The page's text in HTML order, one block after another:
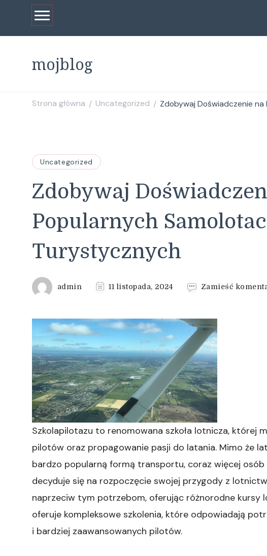
mojblog
Strona główna / Uncategorized / Zdobywaj Doświadczenie
Uncategorized
Zdobywaj
Popularnych
Turystycznych
admin 11 listopada, 2024 Zamieść
Szkolapilotazu to renomowana szkoła lotnicza, której
pilotów oraz propagowanie pasji do latania. Mimo że
bardzo popularną formą transportu, coraz więcej
decyduje się na rozpoczęcie swojej przygody z
naprzeciw tym potrzebom, oferując różnorodne kursy
oferuje kompleksowe szkolenia, które odpowiadają
i bardziej zaawansowanych pilotów.